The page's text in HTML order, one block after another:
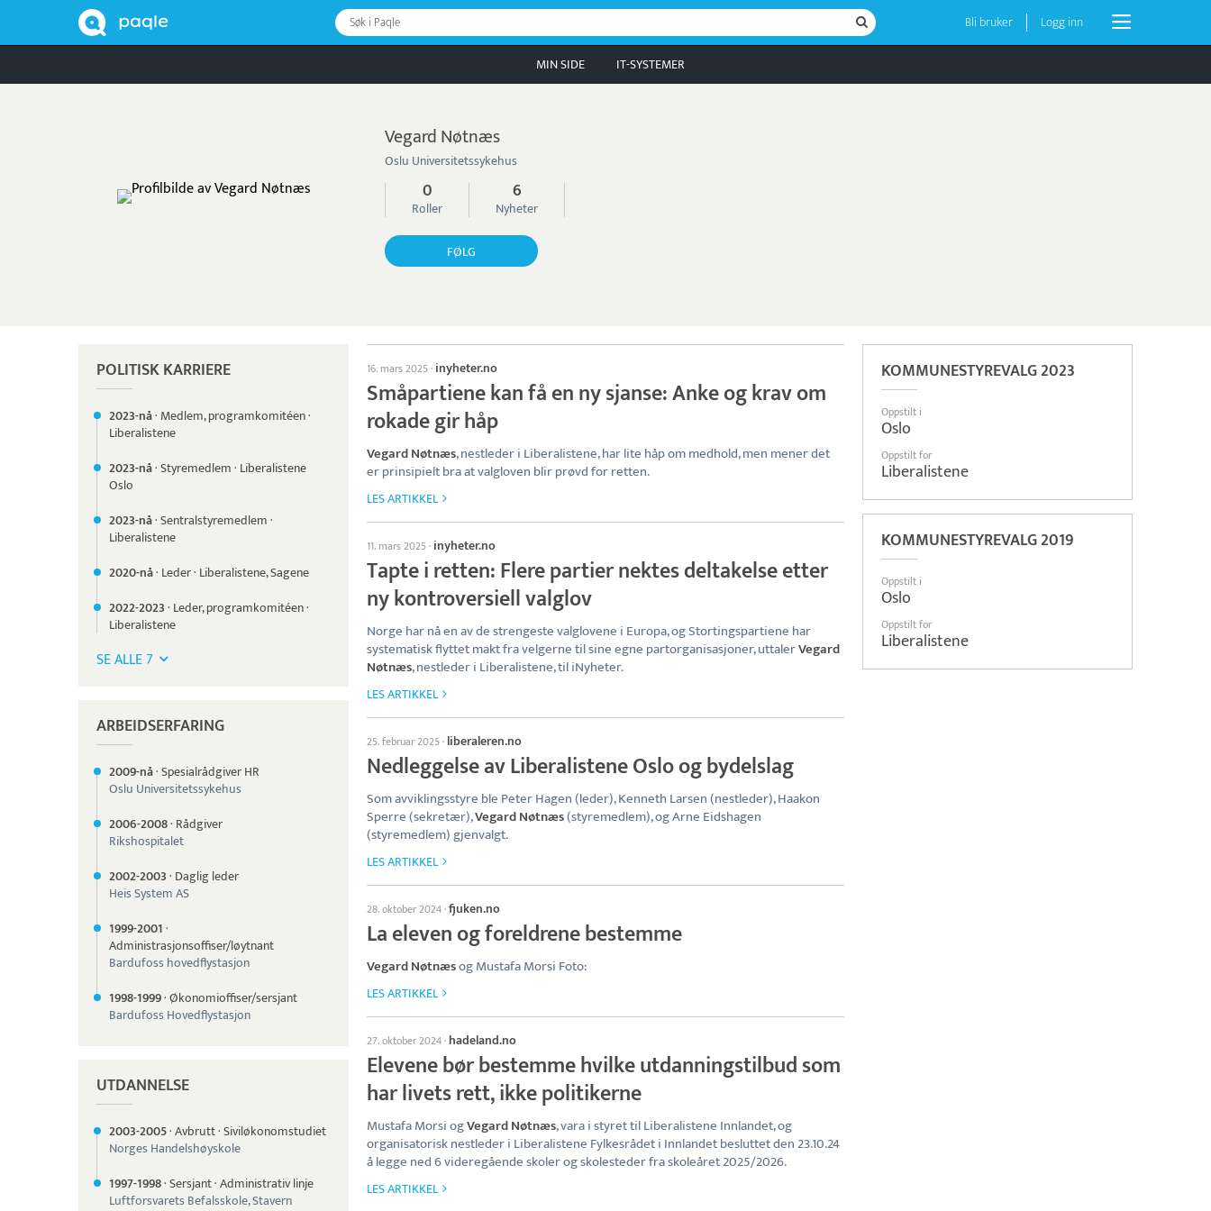
Bli bruker Logg inn
Søk i Paqle
MIN SIDE IT-SYSTEMER
Vegard Nøtnæs
Oslu Universitetssykehus
0
Roller
6
Nyheter
FØLG
KOMMUNESTYREVALG 2023
Oppstilt i
Oslo
Oppstilt for
Liberalistene
KOMMUNESTYREVALG 2019
Oppstilt i
Oslo
Oppstilt for
Liberalistene
POLITISK KARRIERE
2023-nå· Medlem, programkomitéen·
Liberalistene
2023-nå·Styremedlem· Liberalistene
Oslo
2023-nå·Sentralstyremedlem·
Liberalistene
2020-nå· Leder· Liberalistene, Sagene
2022-2023· Leder, programkomitéen·
Liberalistene
SE ALLE 7
ARBEIDSERFARING
2009-nå·Spesialrådgiver HR
Oslu Universitetssykehus
2006-2008· Rådgiver
Rikshospitalet
2002-2003· Daglig leder
Heis System AS
1999-2001·
Administrasjonsoffiser/løytnant
Bardufoss hovedflystasjon
1998-1999·Økonomioffiser/sersjant
Bardufoss Hovedflystasjon
UTDANNELSE
2003-2005·Avbrutt·Siviløkonomstudiet
Norges Handelshøyskole
1997-1998·Sersjant·Administrativ linje
Luftforsvarets Befalsskole, Stavern
16. mars 2025· inyheter.no
Småpartiene kan få en ny sjanse: Anke og krav om
rokade gir håp
Vegard Nøtnæs, nestleder i Liberalistene, har lite håp om medhold, men mener det
er prinsipielt bra at valgloven blir prøvd for retten.
LES ARTIKKEL
11. mars 2025· inyheter.no
Tapte i retten: Flere partier nektes deltakelse etter
ny kontroversiell valglov
Norge har nå en av de strengeste valglovene i Europa, og Stortingspartiene har
systematisk flyttet makt fra velgerne til sine egne partorganisasjoner, uttalerVegard
Nøtnæs, nestleder i Liberalistene, til iNyheter.
LES ARTIKKEL
25. februar 2025· liberaleren.no
Nedleggelse av Liberalistene Oslo og bydelslag
Som avviklingsstyre ble Peter Hagen (leder), Kenneth Larsen (nestleder), Haakon
Sperre (sekretær),Vegard Nøtnæs(styremedlem), og Arne Eidshagen
(styremedlem) gjenvalgt.
LES ARTIKKEL
28. oktober 2024·fjuken.no
La eleven og foreldrene bestemme
Vegard Nøtnæsog Mustafa Morsi Foto:
LES ARTIKKEL
27. oktober 2024· hadeland.no
Elevene bør bestemme hvilke utdanningstilbud som
har livets rett, ikke politikerne
Mustafa Morsi ogVegard Nøtnæs, vara i styret til Liberalistene Innlandet, og
organisatorisk nestleder i Liberalistene Fylkesrådet i Innlandet besluttet den 23.10.24
å legge ned 6 videregående skoler og skolesteder fra skoleåret 2025/2026.
LES ARTIKKEL